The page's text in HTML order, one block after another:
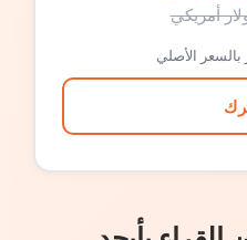
أمريكي